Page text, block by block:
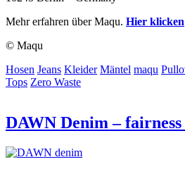
Mehr erfahren über Maqu. Hier klicken
© Maqu
Hosen Jeans Kleider Mäntel maqu
Tops Zero Waste
DAWN Denim – fairness